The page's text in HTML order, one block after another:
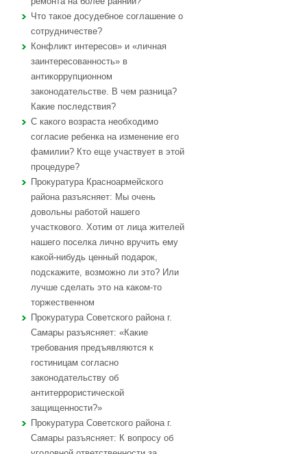
Что такое досудебное соглашение о
сотрудничестве?
Конфликт интересов» и «личная
заинтересованность» в
антикоррупционном
законодательстве. В чем разница?
Какие последствия?
С какого возраста необходимо
согласие ребенка на изменение его
фамилии? Кто еще участвует в этой
процедуре?
Прокуратура Красноармейского
района разъясняет: Мы очень
довольны работой нашего
участкового. Хотим от лица жителей
нашего поселка лично вручить ему
какой-нибудь ценный подарок,
подскажите, возможно ли это? Или
лучше сделать это на каком-то
торжественном
Прокуратура Советского района г.
Самары разъясняет: «Какие
требования предъявляются к
гостиницам согласно
законодательству об
антитеррористической
защищенности?»
Прокуратура Советского района г.
Самары разъясняет: К вопросу об